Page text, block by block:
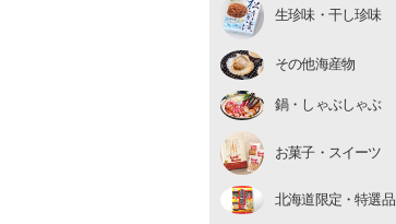
生珍味・干し珍味
生珍味
干し珍味
その他海産物
鍋・しゃぶしゃぶ
お菓子・スイーツ
北海道限定・特選品